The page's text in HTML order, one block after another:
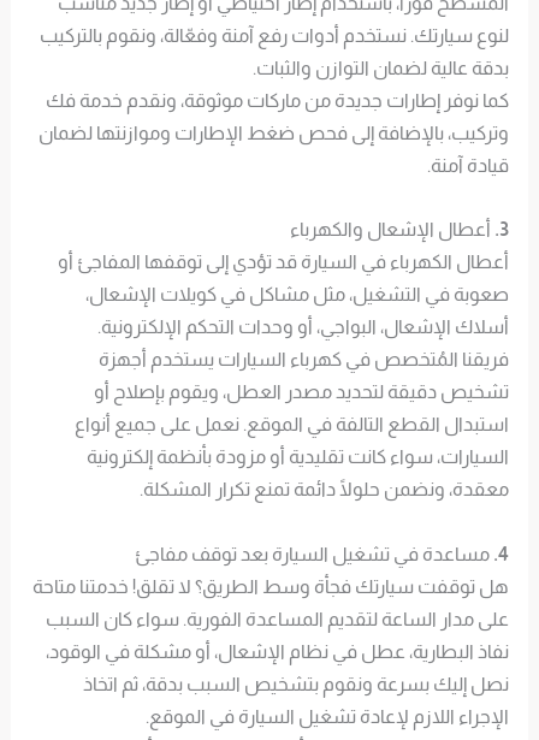
لنوع سيارتك. نستخدم أدوات رفع آمنة وفعّالة، ونقوم بالتركيب
بدقة عالية لضمان التوازن والثبات.
كما نوفر إطارات جديدة من ماركات موثوقة، ونقدم خدمة فك
وتركيب، بالإضافة إلى فحص ضغط الإطارات وموازنتها لضمان
قيادة آمنة.
3. أعطال الإشعال والكهرباء
أعطال الكهرباء في السيارة قد تؤدي إلى توقفها المفاجئ أو
صعوبة في التشغيل، مثل مشاكل في كويلات الإشعال،
أسلاك الإشعال، البواجي، أو وحدات التحكم الإلكترونية.
فريقنا المُتخصص في كهرباء السيارات يستخدم أجهزة
تشخيص دقيقة لتحديد مصدر العطل، ويقوم بإصلاح أو
استبدال القطع التالفة في الموقع. نعمل على جميع أنواع
السيارات، سواء كانت تقليدية أو مزودة بأنظمة إلكترونية
معقدة، ونضمن حلولًا دائمة تمنع تكرار المشكلة.
4. مساعدة في تشغيل السيارة بعد توقف مفاجئ
هل توقفت سيارتك فجأة وسط الطريق؟ لا تقلق! خدمتنا متاحة
على مدار الساعة لتقديم المساعدة الفورية. سواء كان السبب
نفاذ البطارية، عطل في نظام الإشعال، أو مشكلة في الوقود،
نصل إليك بسرعة ونقوم بتشخيص السبب بدقة، ثم اتخاذ
الإجراء اللازم لإعادة تشغيل السيارة في الموقع.